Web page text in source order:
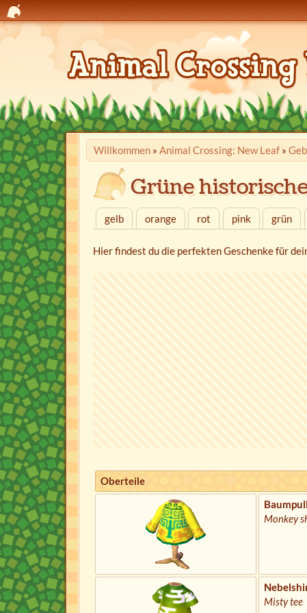
Willkommen» Animal Crossing: New Leaf»
Grüne
gelb orange rot pink grün
Hier findest du die perfekten Geschenke für
Oberteile
Monkey
Misty tee